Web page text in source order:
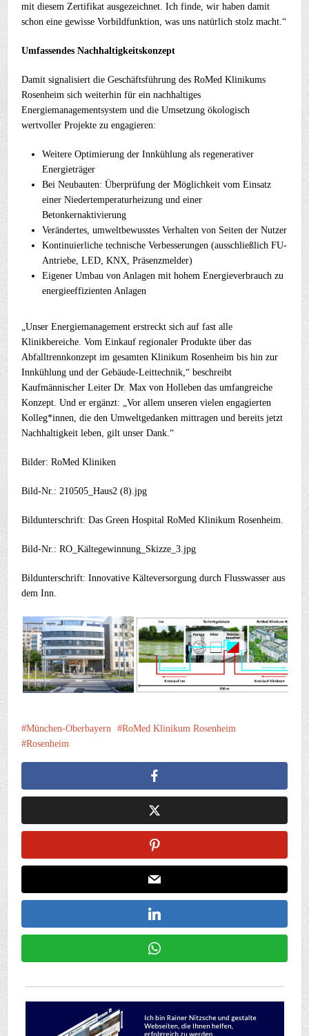
mit diesem Zertifikat ausgezeichnet. Ich finde, wir haben damit
schon eine gewisse Vorbildfunktion, was uns natürlich stolz macht.“
Umfassendes Nachhaltigkeitskonzept
Damit signalisiert die Geschäftsführung des RoMed Klinikums
Rosenheim sich weiterhin für ein nachhaltiges
Energiemanagementsystem und die Umsetzung ökologisch
wertvoller Projekte zu engagieren:
Weitere Optimierung der Innkühlung als regenerativer
Energieträger
Bei Neubauten: Überprüfung der Möglichkeit vom Einsatz
einer Niedertemperaturheizung und einer
Betonkernaktivierung
Verändertes, umweltbewusstes Verhalten von Seiten der Nutzer
Kontinuierliche technische Verbesserungen (ausschließlich FU-
Antriebe, LED, KNX, Präsenzmelder)
Eigener Umbau von Anlagen mit hohem Energieverbrauch zu
energieeffizienten Anlagen
„Unser Energiemanagement erstreckt sich auf fast alle
Klinikbereiche. Vom Einkauf regionaler Produkte über das
Abfalltrennkonzept im gesamten Klinikum Rosenheim bis hin zur
Innkühlung und der Gebäude-Leittechnik,“ beschreibt
Kaufmännischer Leiter Dr. Max von Holleben das umfangreiche
Konzept. Und er ergänzt: „Vor allem unseren vielen engagierten
Kolleg*innen, die den Umweltgedanken mittragen und bereits jetzt
Nachhaltigkeit leben, gilt unser Dank.“
Bilder: RoMed Kliniken
Bild-Nr.: 210505_Haus2 (8).jpg
Bildunterschrift: Das Green Hospital RoMed Klinikum Rosenheim.
Bild-Nr.: RO_Kältegewinnung_Skizze_3.jpg
Bildunterschrift: Innovative Kälteversorgung durch Flusswasser aus
dem Inn.
München-Oberbayern
RoMed Klinikum Rosenheim
Rosenheim